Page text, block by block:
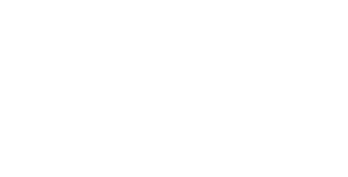
- 147食分 - ノンフレーバー